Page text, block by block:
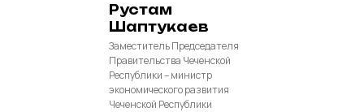
Рустам
Шаптукаев
Заместитель Председателя
Правительства Чеченской
Республики – министр
экономического развития
Чеченской Республики